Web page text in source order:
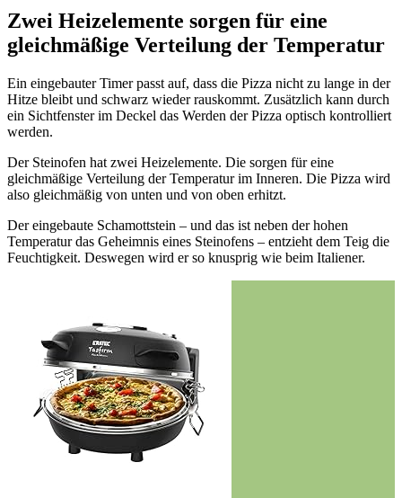
Zwei Heizelemente sorgen für eine
gleichmäßige Verteilung der Temperatur
Ein eingebauter Timer passt auf, dass die Pizza nicht zu lange in der
Hitze bleibt und schwarz wieder rauskommt. Zusätzlich kann durch
ein Sichtfenster im Deckel das Werden der Pizza optisch kontrolliert
werden.
Der Steinofen hat zwei Heizelemente. Die sorgen für eine
gleichmäßige Verteilung der Temperatur im Inneren. Die Pizza wird
also gleichmäßig von unten und von oben erhitzt.
Der eingebaute Schamottstein – und das ist neben der hohen
Temperatur das Geheimnis eines Steinofens – entzieht dem Teig die
Feuchtigkeit. Deswegen wird er so knusprig wie beim Italiener.